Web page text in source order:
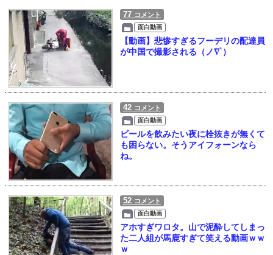
77 コメント
面白動画
【動画】悲惨すぎるフーデリの配達員
が中国で撮影される（ノ∇`）
42 コメント
面白動画
ビールを飲みたい夜に栓抜きが無くて
も困らない。そうアイフォーンなら
ね。
52 コメント
面白動画
アホすぎワロタ。山で泥酔してしまっ
た二人組が馬鹿すぎて笑える動画ｗｗ
ｗ